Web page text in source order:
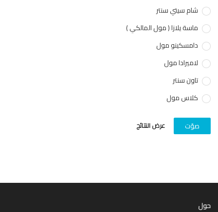
شام سيتي سنتر
ماسة يلازا ( مول المالكي )
دامسكينو مول
لاميرادا مول
تاون سنتر
كلاس مول
عرض النتائج